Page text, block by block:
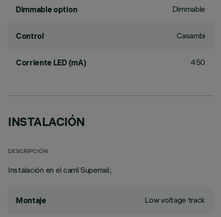
Dimmable option Dimmable
Control Casambi
Corriente LED (mA) 450
INSTALACIÓN
DESCRIPCIÓN
Instalación en el carril Superrail.;
Montaje Low voltage track